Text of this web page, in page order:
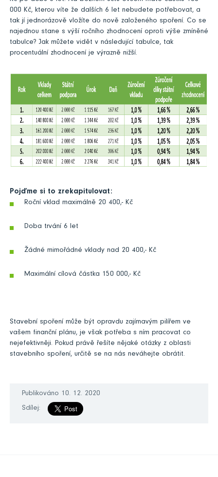
000 Kč, kterou víte že dalších 6 let nebudete potřebovat, a
tak jí jednorázově vložíte do nově založeného spoření. Co se
najednou stane s výší ročního zhodnocení oproti výše zmíněné
tabulce? Jak můžete vidět v následující tabulce, tak
procentuální zhodnocení je výrazně nižší.
Pojďme si to zrekapitulovat:
Roční vklad maximálně 20 400,- Kč
Doba trvání 6 let
Žádné mimořádné vklady nad 20 400,- Kč
Maximální cílová částka 150 000,- Kč
Stavební spoření může být opravdu zajímavým pilířem ve
vašem finanční plánu, je však potřeba s ním pracovat co
nejefektivněji. Pokud právě řešíte nějaké otázky z oblasti
stavebního spoření, určitě se na nás neváhejte obrátit.
Publikováno 10. 12. 2020
Sdílej: